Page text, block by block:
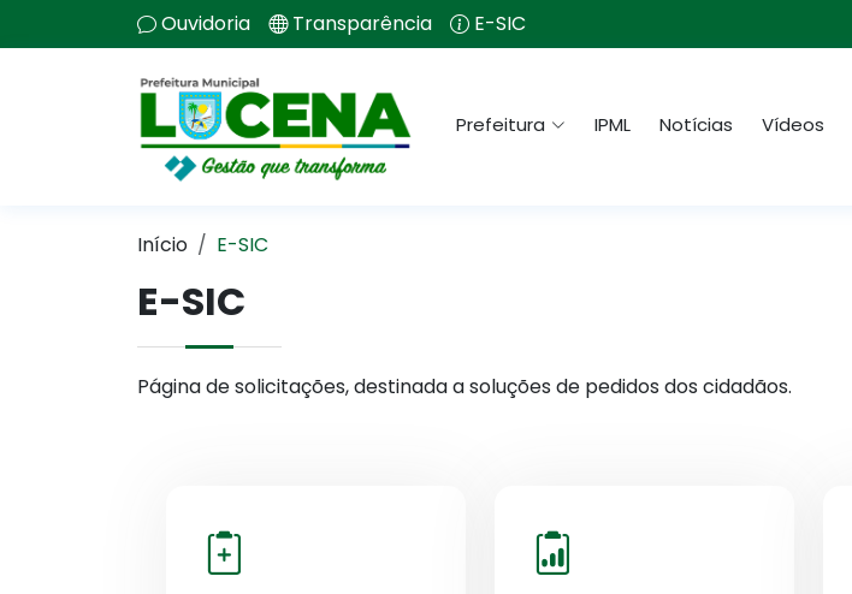
Ouvidoria Transparência E-SIC
Prefeitura IPML Notícias Vídeos
Início E-SIC
E-SIC
Página de solicitações, destinada a soluções de pedidos dos cidadãos.